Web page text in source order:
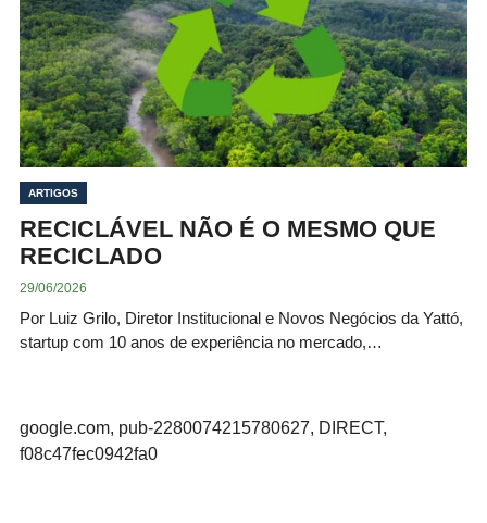
ARTIGOS
RECICLÁVEL NÃO É O MESMO QUE
RECICLADO
29/06/2026
Por Luiz Grilo, Diretor Institucional e Novos Negócios da Yattó,
startup com 10 anos de experiência no mercado,…
google.com, pub-2280074215780627, DIRECT,
f08c47fec0942fa0